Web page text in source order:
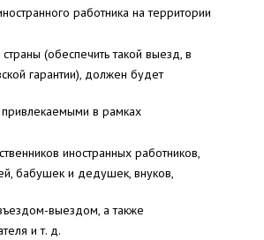
работника на территории
(обеспечить такой выезд, в
гарантии), должен будет
в рамках
иностранных работников,
бабушек и дедушек, внуков,
выездом, а также
и т. д.